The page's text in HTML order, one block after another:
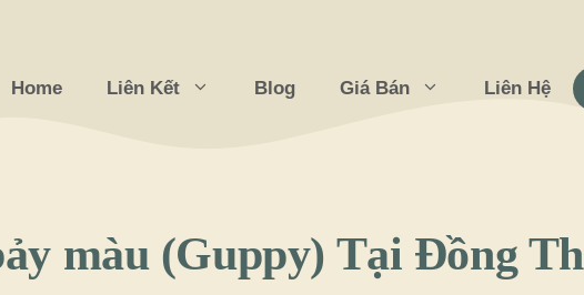
Home Liên Kết Blog Giá Bán Liên Hệ
màu (Guppy) Tại Đồng